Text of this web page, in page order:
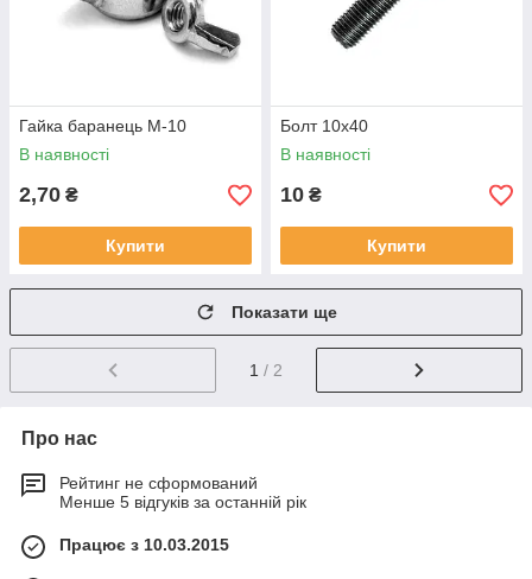
Гайка баранець М-10
В наявності
2,70 ₴
Купити
Болт 10х40
В наявності
10 ₴
Купити
Показати ще
1 / 2
Про нас
Рейтинг не сформований
Менше 5 відгуків за останній рік
Працює з 10.03.2015